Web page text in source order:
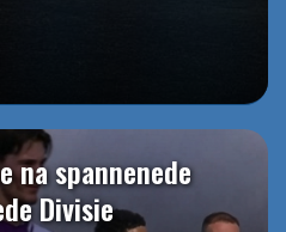
na spannenede
Divisie